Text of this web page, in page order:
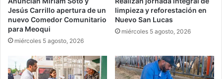
Jesús Carrillo apertura de un
nuevo Comedor Comunitario
para Meoqui
miércoles 5 agosto, 2026
limpieza y reforestación en
Nuevo San Lucas
miércoles 5 agosto, 2026